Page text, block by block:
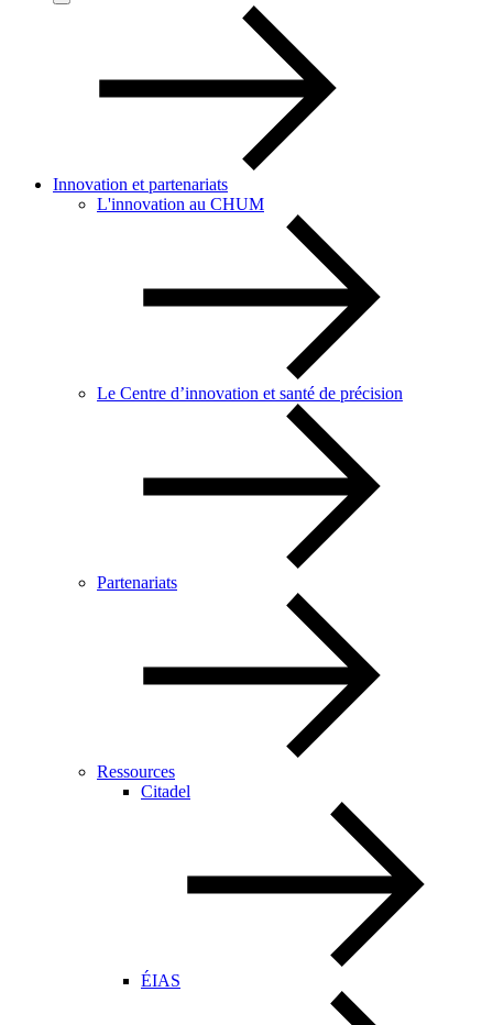
Innovation et partenariats
L'innovation au CHUM
Le Centre d’innovation et santé de précision
Partenariats
Ressources
Citadel
ÉIAS